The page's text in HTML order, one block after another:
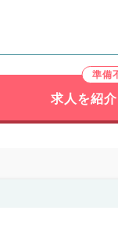
求人を紹